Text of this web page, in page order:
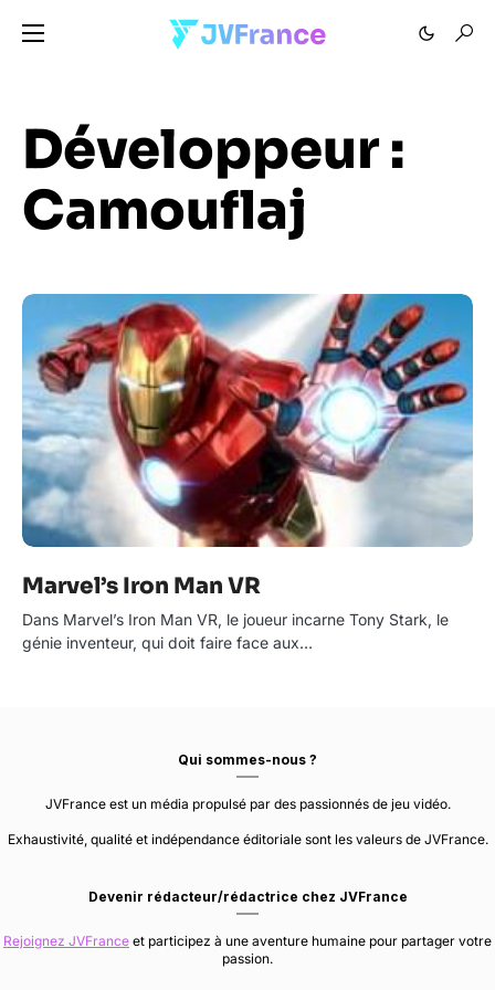
Développeur :
Camouflaj
Marvel’s Iron Man VR
Dans Marvel’s Iron Man VR, le joueur incarne Tony Stark, le
génie inventeur, qui doit faire face aux…
Qui sommes-nous ?
JVFrance est un média propulsé par des passionnés de jeu vidéo.
Exhaustivité, qualité et indépendance éditoriale sont les valeurs de JVFrance.
Devenir rédacteur/rédactrice chez JVFrance
Rejoignez JVFrance et participez à une aventure humaine pour partager votre
passion.